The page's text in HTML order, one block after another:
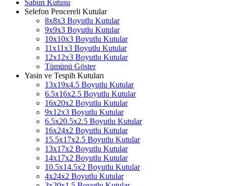
Sabun Kutusu
Selefon Pencereli Kutular
8x8x3 Boyutlu Kutular
9x9x3 Boyutlu Kutular
10x10x3 Boyutlu Kutular
11x11x3 Boyutlu Kutular
12x12x3 Boyutlu Kutular
Tümünü Göster
Yasin ve Tespih Kutuları
13x19x4.5 Boyutlu Kutular
6.5x16x2.5 Boyutlu Kutular
16x20x2 Boyutlu Kutular
9x12x3 Boyutlu Kutular
6.5x20.5x2.5 Boyutlu Kutular
16x24x2 Boyutlu Kutular
15.5x17x2.5 Boyutlu Kutular
13x17x2 Boyutlu Kutular
14x17x2 Boyutlu Kutular
10.5x14.5x2 Boyutlu Kutular
4x24x2 Boyutlu Kutular